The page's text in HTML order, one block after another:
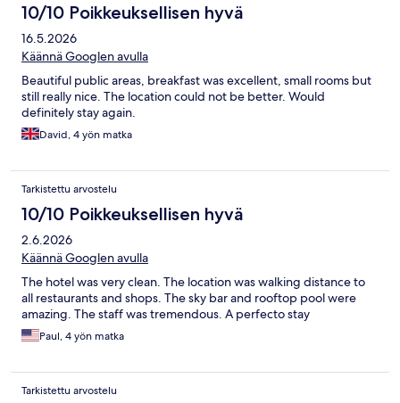
10/10 Poikkeuksellisen hyvä
16.5.2026
Käännä Googlen avulla
Beautiful public areas, breakfast was excellent, small rooms but
still really nice. The location could not be better. Would
definitely stay again.
David, 4 yön matka
Tarkistettu arvostelu
10/10 Poikkeuksellisen hyvä
2.6.2026
Käännä Googlen avulla
The hotel was very clean. The location was walking distance to
all restaurants and shops. The sky bar and rooftop pool were
amazing. The staff was tremendous. A perfecto stay
Paul, 4 yön matka
Tarkistettu arvostelu